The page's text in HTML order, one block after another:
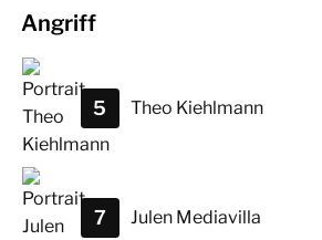
Angriff
Theo Kiehlmann
5
Julen Mediavilla
7